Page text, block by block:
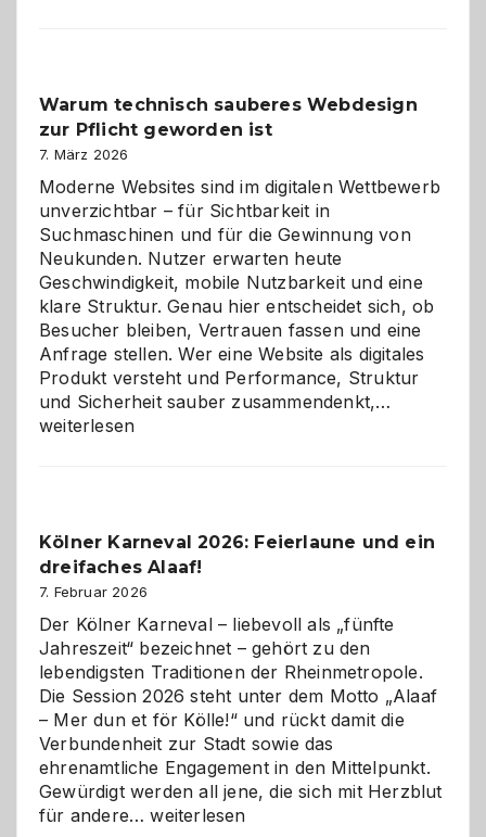
den
Logikrätseln
Warum technisch sauberes Webdesign
zur Pflicht geworden ist
7. März 2026
Moderne Websites sind im digitalen Wettbewerb
unverzichtbar – für Sichtbarkeit in
Suchmaschinen und für die Gewinnung von
Neukunden. Nutzer erwarten heute
Geschwindigkeit, mobile Nutzbarkeit und eine
klare Struktur. Genau hier entscheidet sich, ob
Besucher bleiben, Vertrauen fassen und eine
Anfrage stellen. Wer eine Website als digitales
Produkt versteht und Performance, Struktur
und Sicherheit sauber zusammendenkt,…
geworden
weiterlesen
Kölner Karneval 2026: Feierlaune und ein
dreifaches Alaaf!
7. Februar 2026
Der Kölner Karneval – liebevoll als „fünfte
Jahreszeit“ bezeichnet – gehört zu den
lebendigsten Traditionen der Rheinmetropole.
Die Session 2026 steht unter dem Motto „Alaaf
– Mer dun et för Kölle!“ und rückt damit die
Verbundenheit zur Stadt sowie das
ehrenamtliche Engagement in den Mittelpunkt.
Gewürdigt werden all jene, die sich mit Herzblut
für andere…Kölner
weiterlesen